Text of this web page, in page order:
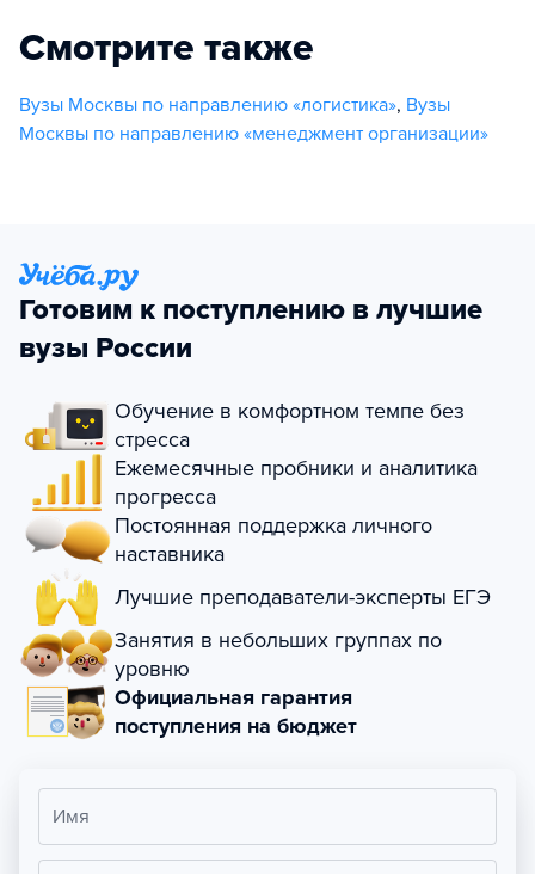
Смотрите также
Вузы Москвы по направлению «логистика», Вузы
Москвы по направлению «менеджмент организации»
Готовим к поступлению в лучшие
вузы России
Обучение в комфортном темпе без
стресса
Ежемесячные пробники и аналитика
прогресса
Постоянная поддержка личного
наставника
Лучшие преподаватели-эксперты ЕГЭ
Занятия в небольших группах по
уровню
Официальная гарантия
поступления на бюджет
Имя